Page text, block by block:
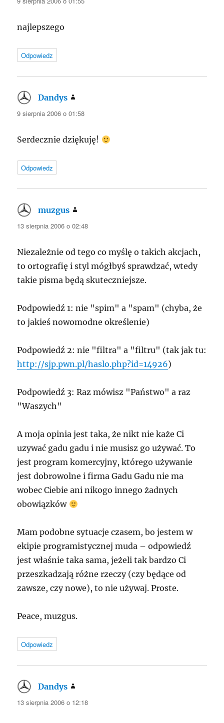
najlepszego
Odpowiedz
Dandys
9 sierpnia 2006 o 01:58
Serdecznie dziękuję!
Odpowiedz
muzgus
13 sierpnia 2006 o 02:48
Niezależnie od tego co myślę o takich akcjach,
to ortografię i styl mógłbyś sprawdzać, wtedy
takie pisma będą skuteczniejsze.
Podpowiedź 1: nie "spim" a "spam" (chyba, że
to jakieś nowomodne określenie)
Podpowiedź 2: nie "filtra" a "filtru" (tak jak tu:
http://sjp.pwn.pl/haslo.php?id=14926)
Podpowiedź 3: Raz mówisz "Państwo" a raz
"Waszych"
A moja opinia jest taka, że nikt nie każe Ci
uzywać gadu gadu i nie musisz go używać. To
jest program komercyjny, którego używanie
jest dobrowolne i firma Gadu Gadu nie ma
wobec Ciebie ani nikogo innego żadnych
obowiązków
Mam podobne sytuacje czasem, bo jestem w
ekipie programistycznej muda – odpowiedź
jest właśnie taka sama, jeżeli tak bardzo Ci
przeszkadzają różne rzeczy (czy będące od
zawsze, czy nowe), to nie używaj. Proste.
Peace, muzgus.
Odpowiedz
Dandys
13 sierpnia 2006 o 12:18